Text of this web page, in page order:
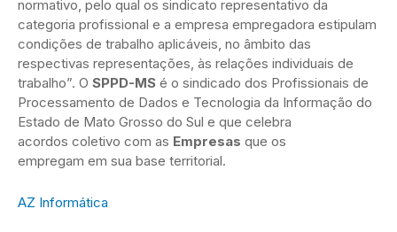
normativo, pelo qual os sindicato representativo da
categoria profissional e a empresa empregadora estipulam
condições de trabalho aplicáveis, no âmbito das
respectivas representações, às relações individuais de
trabalho”. O SPPD-MS é o sindicado dos Profissionais de
Processamento de Dados e Tecnologia da Informação do
Estado de Mato Grosso do Sul e que celebra
acordos coletivo com as Empresas que os
empregam em sua base territorial.
AZ Informática